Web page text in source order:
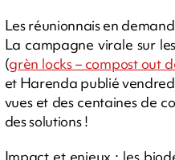
Les réunionnais en
La campagne virale sur
(grèn locks – compost out
et Harenda publié
vues et des centaines de
des solutions !
Impact et enjeux : les